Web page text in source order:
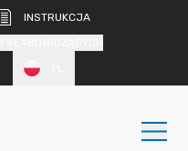
INSTRUKCJA